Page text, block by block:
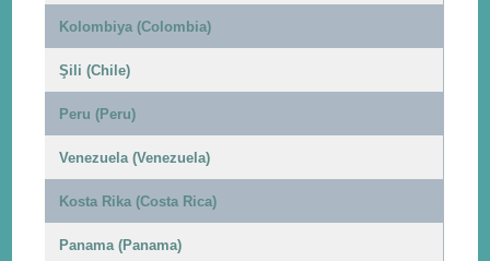
Kolombiya (Colombia)
Şili (Chile)
Peru (Peru)
Venezuela (Venezuela)
Kosta Rika (Costa Rica)
Panama (Panama)